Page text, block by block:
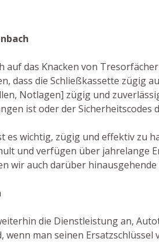
das Knacken von
dass die Schließkassette zügig
Notlagen] zügig und
ist oder der Sicherheitscodes
es wichtig, zügig und effektiv zu
und verfügen über jahrelange
wir auch darüber
die Dienstleistung an,
man seinen